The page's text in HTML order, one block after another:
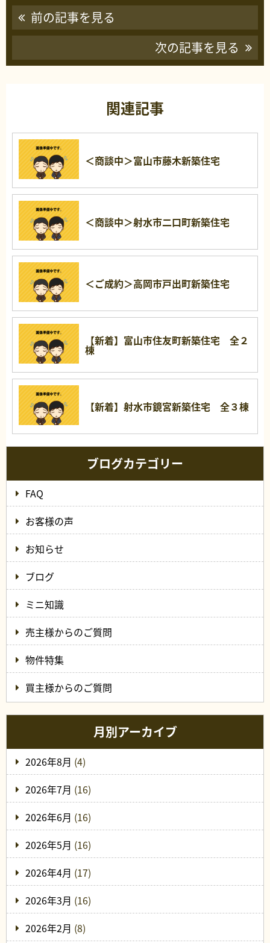
前の記事を見る
次の記事を見る
関連記事
＜商談中＞富山市藤木新築住宅
＜商談中＞射水市二口町新築住宅
＜ご成約＞高岡市戸出町新築住宅
【新着】富山市住友町新築住宅 全２
棟
【新着】射水市鏡宮新築住宅 全３棟
ブログカテゴリー
FAQ
お客様の声
お知らせ
ブログ
ミニ知識
売主様からのご質問
物件特集
買主様からのご質問
月別アーカイブ
2026年8月 (4)
2026年7月 (16)
2026年6月 (16)
2026年5月 (16)
2026年4月 (17)
2026年3月 (16)
2026年2月 (8)